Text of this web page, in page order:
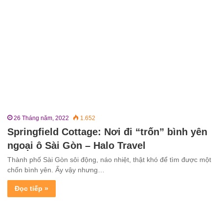
26 Tháng năm, 2022 1.652
Springfield Cottage: Nơi đi “trốn” bình yên
ngoại ô Sài Gòn – Halo Travel
Thành phố Sài Gòn sôi động, náo nhiệt, thật khó để tìm được một
chốn bình yên. Ấy vậy nhưng…
Đọc tiếp »